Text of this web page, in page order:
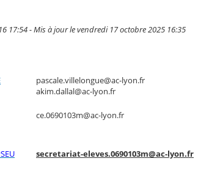
17:54 - Mis à jour le vendredi 17 octobre 2025 16:35
pascale.villelongue@ac-lyon.fr
akim.dallal@ac-lyon.fr
ce.0690103m@ac-lyon.fr
secretariat-eleves.0690103m@ac-lyon.fr